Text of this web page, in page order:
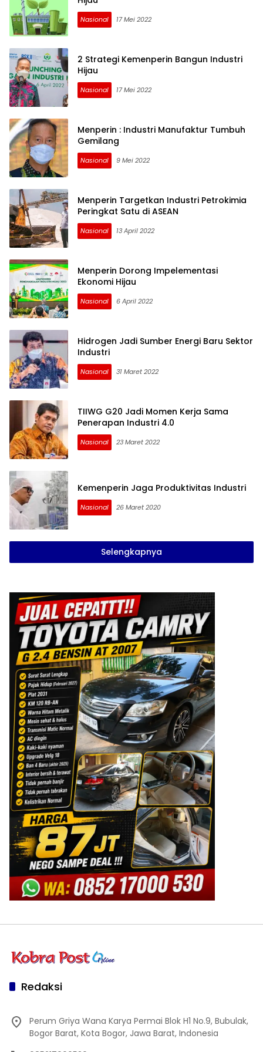
Nasional 17 Mei 2022
2 Strategi Kemenperin Bangun Industri
Hijau
Nasional 17 Mei 2022
Menperin : Industri Manufaktur Tumbuh
Gemilang
Nasional 9 Mei 2022
Menperin Targetkan Industri Petrokimia
Peringkat Satu di ASEAN
Nasional 13 April 2022
Menperin Dorong Impelementasi
Ekonomi Hijau
Nasional 6 April 2022
Hidrogen Jadi Sumber Energi Baru Sektor
Industri
Nasional 31 Maret 2022
TIIWG G20 Jadi Momen Kerja Sama
Penerapan Industri 4.0
Nasional 23 Maret 2022
Kemenperin Jaga Produktivitas Industri
Nasional 26 Maret 2020
Selengkapnya
Redaksi
Perum Griya Wana Karya Permai Blok H1 No.9, Bubulak,
Bogor Barat, Kota Bogor, Jawa Barat, Indonesia